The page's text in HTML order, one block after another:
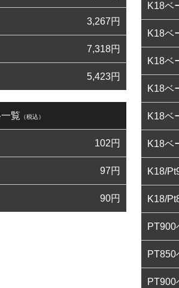
3,267円
7,318円
5,423円
覧 （税込）
102円
97円
90円
K18ベ
K18ベ
K18ベ
K18ベ
K18ベ
K18ベ
K18/
K18/
PT900
PT850
PT900